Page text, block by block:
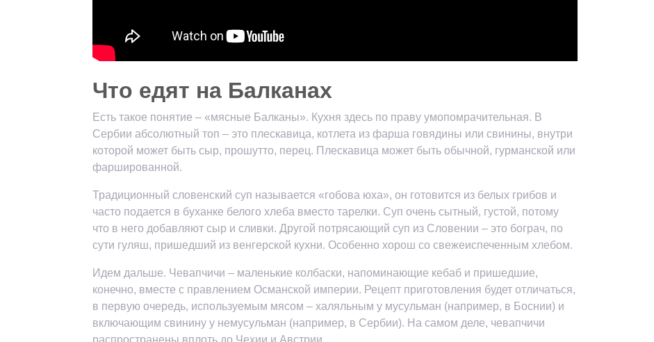
Что едят на Балканах
Есть такое понятие – «мясные Балканы». Кухня здесь по праву умопомрачительная. В
Сербии абсолютный топ – это плескавица, котлета из фарша говядины или свинины, внутри
которой может быть сыр, прошутто, перец. Плескавица может быть обычной, гурманской или
фаршированной.
Традиционный словенский суп называется «гобова юха», он готовится из белых грибов и
часто подается в буханке белого хлеба вместо тарелки. Суп очень сытный, густой, потому
что в него добавляют сыр и сливки. Другой потрясающий суп из Словении – это бограч, по
сути гуляш, пришедший из венгерской кухни. Особенно хорош со свежеиспеченным хлебом.
Идем дальше. Чевапчичи – маленькие колбаски, напоминающие кебаб и пришедшие,
конечно, вместе с правлением Османской империи. Рецепт приготовления будет отличаться,
в первую очередь, используемым мясом – халяльным у мусульман (например, в Боснии) и
включающим свинину у немусульман (например, в Сербии). На самом деле, чевапчичи
распространены вплоть до Чехии и Австрии.